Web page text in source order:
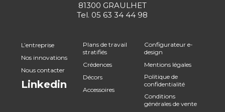
81300 GRAULHET
Tel. 05 63 34 44 98
L’entreprise
Nos innovations
Nous contacter
Linkedin
Plans de travail
stratifiés
Crédences
Décors
Accessoires
Configurateur e-
design
Mentions légales
Politique de
confidentialité
Conditions
générales de vente